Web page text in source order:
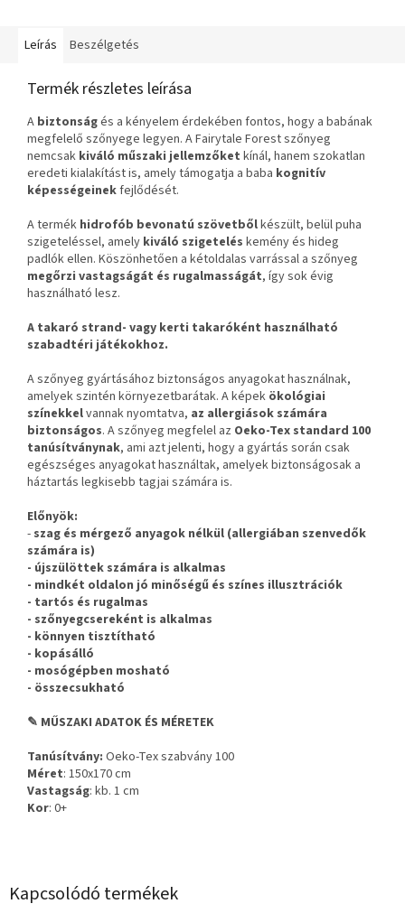
Kapcsolódó termékek
Leírás Beszélgetés
Termék részletes leírása
A biztonságés a kényelem érdekében fontos, hogy a babának
megfelelő szőnyege legyen. A Fairytale Forest szőnyeg
nemcsak kiváló műszaki jellemzőket kínál, hanem szokatlan
eredeti kialakítást is, amely támogatja a baba kognitív
képességeinekfejlődését.
A termék hidrofób bevonatú szövetbőlkészült, belül puha
szigeteléssel, amely kiváló szigetelés kemény és hideg
padlók ellen. Köszönhetően a kétoldalas varrással a szőnyeg
megőrzi vastagságát és rugalmasságát, így sok évig
használható lesz.
A takaró strand- vagy kerti takaróként használható
szabadtéri játékokhoz.
A szőnyeg gyártásához biztonságos anyagokat használnak,
amelyek szintén környezetbarátak. A képek ökológiai
színekkelvannak nyomtatva, az allergiások számára
biztonságos. A szőnyeg megfelel az Oeko-Tex standard 100
tanúsítványnak, ami azt jelenti, hogy a gyártás során csak
egészséges anyagokat használtak, amelyek biztonságosak a
háztartás legkisebb tagjai számára is.
Előnyök:
- szag és mérgező anyagok nélkül (allergiában szenvedők
számára is)
- újszülöttek számára is alkalmas
- mindkét oldalon jó minőségű és színes illusztrációk
- tartós és rugalmas
- szőnyegcsereként is alkalmas
- könnyen tisztítható
- kopásálló
- mosógépben mosható
- összecsukható
✎ MŰSZAKI ADATOK ÉS MÉRETEK
Tanúsítvány: Oeko-Tex szabvány 100
Méret: 150x170 cm
Vastagság: kb. 1 cm
Kor: 0+